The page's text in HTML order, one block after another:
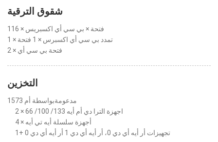
شقوق الترقية
1فتحة × بي سي أي اكسبريس × 16
1 × تمدد بي سي أي اكسبرس × 1 فتحة
2 × فتحة بي سي أي
التخزين
مدعومةبواسطة أم 1573
2 × اجهزة الترا دي أم أيه 133/ 100/ 66
4 × أجهزة سلسلة أيه تي أيه
تجهيزات أر أيه أي دي 0، أر أيه أي دي 1 أر أيه أي دي 0 +1